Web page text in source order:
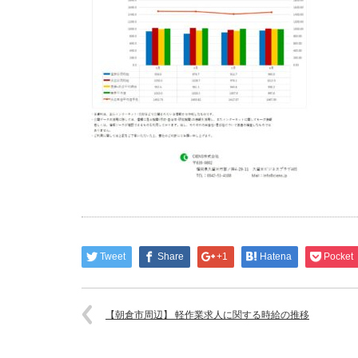
Tweet Share +1 Hatena Pocket
【朝倉市周辺】 軽作業求人に関する時給の推移